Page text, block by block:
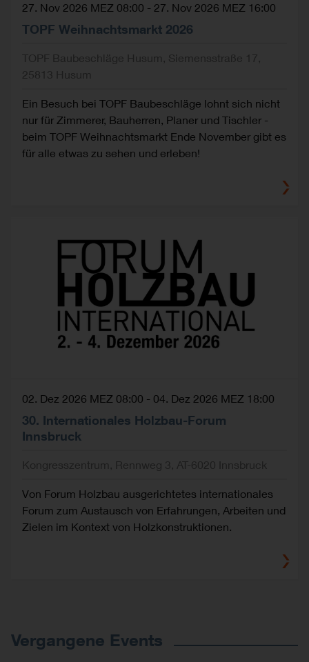
27. Nov 2026 MEZ 08:00 - 27. Nov 2026 MEZ 16:00
TOPF Weihnachtsmarkt 2026
TOPF Baubeschläge Husum, Siemensstraße 17,
25813 Husum
Ein Besuch bei TOPF Baubeschläge lohnt sich nicht
nur für Zimmerer, Bauherren, Planer und Tischler -
beim TOPF Weihnachtsmarkt Ende November gibt es
für alle etwas zu sehen und erleben!
02. Dez 2026 MEZ 08:00 - 04. Dez 2026 MEZ 18:00
30. Internationales Holzbau-Forum
Innsbruck
Kongresszentrum, Rennweg 3, AT-6020 Innsbruck
Von Forum Holzbau ausgerichtetes internationales
Forum zum Austausch von Erfahrungen, Arbeiten und
Zielen im Kontext von Holzkonstruktionen.
Vergangene Events